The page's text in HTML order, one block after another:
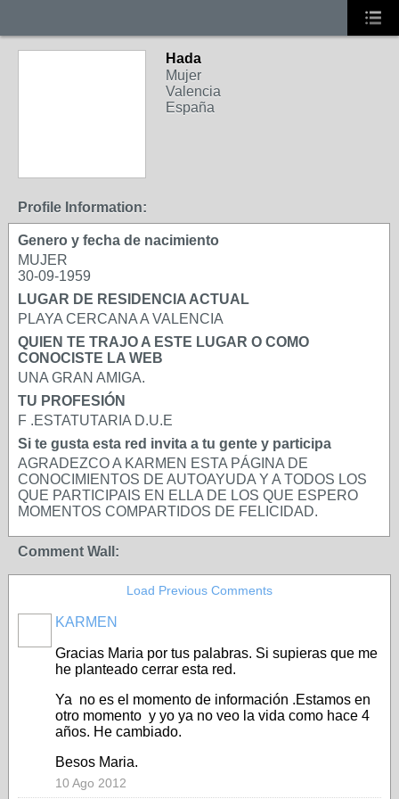
Hada
Mujer
Valencia
España
Profile Information:
Genero y fecha de nacimiento
MUJER
30-09-1959
LUGAR DE RESIDENCIA ACTUAL
PLAYA CERCANA A VALENCIA
QUIEN TE TRAJO A ESTE LUGAR O COMO
CONOCISTE LA WEB
UNA GRAN AMIGA.
TU PROFESIÓN
F .ESTATUTARIA D.U.E
Si te gusta esta red invita a tu gente y participa
AGRADEZCO A KARMEN ESTA PÁGINA DE
CONOCIMIENTOS DE AUTOAYUDA Y A TODOS LOS
QUE PARTICIPAIS EN ELLA DE LOS QUE ESPERO
MOMENTOS COMPARTIDOS DE FELICIDAD.
Comment Wall:
Load Previous Comments
KARMEN
Gracias Maria por tus palabras. Si supieras que me
he planteado cerrar esta red.
Ya no es el momento de información .Estamos en
otro momento y yo ya no veo la vida como hace 4
años. He cambiado.
Besos Maria.
10 Ago 2012